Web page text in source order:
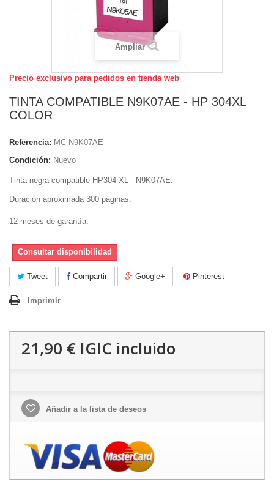
Ampliar
Precio exclusivo para pedidos en tienda web
TINTA COMPATIBLE N9K07AE - HP 304XL
COLOR
Referencia: MC-N9K07AE
Condición: Nuevo
Tinta negra compatible HP304 XL - N9K07AE.
Duración aproximada 300 páginas.
12 meses de garantía.
Consultar disponibilidad
Tweet Compartir Google+ Pinterest
Imprimir
21,90 € IGIC incluido
Añadir a la lista de deseos